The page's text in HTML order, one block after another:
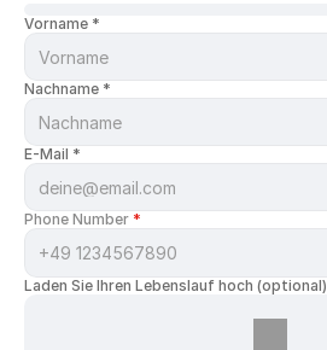
Vorname *
Nachname *
E-Mail *
Phone Number *
Laden Sie Ihren Lebenslauf hoch (optional)